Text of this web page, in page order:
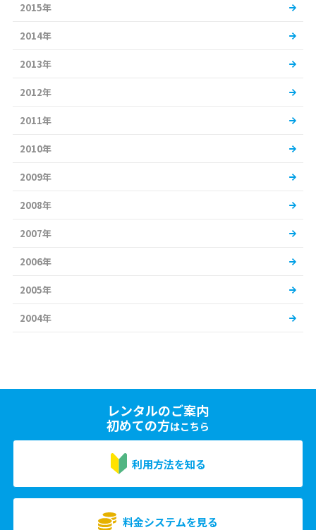
2015年
2014年
2013年
2012年
2011年
2010年
2009年
2008年
2007年
2006年
2005年
2004年
レンタルのご案内
初めての方はこちら
利用方法を知る
料金システムを見る